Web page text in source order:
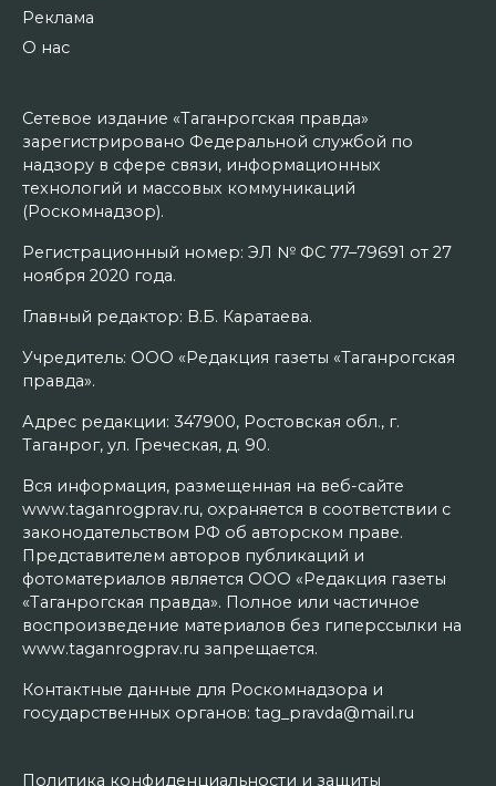
Реклама
О нас
Сетевое издание «Таганрогская правда»
зарегистрировано Федеральной службой по
надзору в сфере связи, информационных
технологий и массовых коммуникаций
(Роскомнадзор).
Регистрационный номер: ЭЛ № ФС 77–79691 от 27
ноября 2020 года.
Главный редактор: В.Б. Каратаева.
Учредитель: ООО «Редакция газеты «Таганрогская
правда».
Адрес редакции: 347900, Ростовская обл., г.
Таганрог, ул. Греческая, д. 90.
Вся информация, размещенная на веб-сайте
www.taganrogprav.ru, охраняется в соответствии с
законодательством РФ об авторском праве.
Представителем авторов публикаций и
фотоматериалов является ООО «Редакция газеты
«Таганрогская правда». Полное или частичное
воспроизведение материалов без гиперссылки на
www.taganrogprav.ru запрещается.
Контактные данные для Роскомнадзора и
государственных органов: tag_pravda@mail.ru
Политика конфиденциальности и защиты